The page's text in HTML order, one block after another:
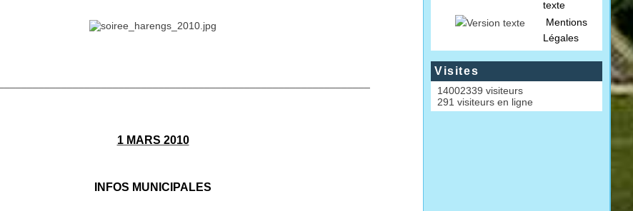
1 MARS 2010
INFOS MUNICIPALES
texte
Mentions
Légales
Visites
14002339 visiteurs
291 visiteurs en ligne